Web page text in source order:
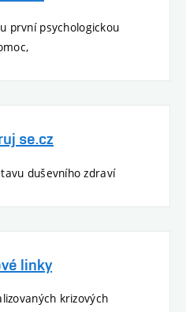
první psychologickou
se.cz
duševního zdraví
linky
krizových